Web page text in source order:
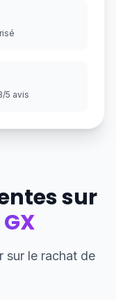
5 avis
sur
sur le rachat de